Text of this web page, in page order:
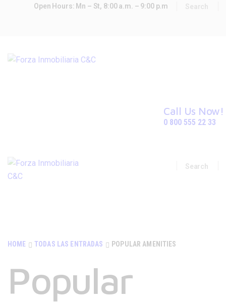
Open Hours: Mn – St, 8:00 a.m. – 9:00 p.m
Call Us Now!
0 800 555 22 33
HOME TODAS LAS ENTRADAS POPULAR AMENITIES
Popular
INICIO
PROPIEDADES